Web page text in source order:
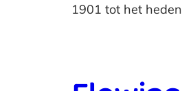
1901 tot het